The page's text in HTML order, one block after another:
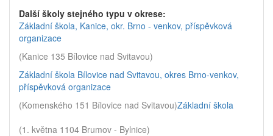
Další školy stejného typu v okrese:
Základní škola, Kanice, okr. Brno - venkov, příspěvková
organizace
(Kanice 135 Bílovice nad Svitavou)
Základní škola Bílovice nad Svitavou, okres Brno-venkov,
příspěvková organizace
(Komenského 151 Bílovice nad Svitavou)Základní škola
(1. května 1104 Brumov - Bylnice)